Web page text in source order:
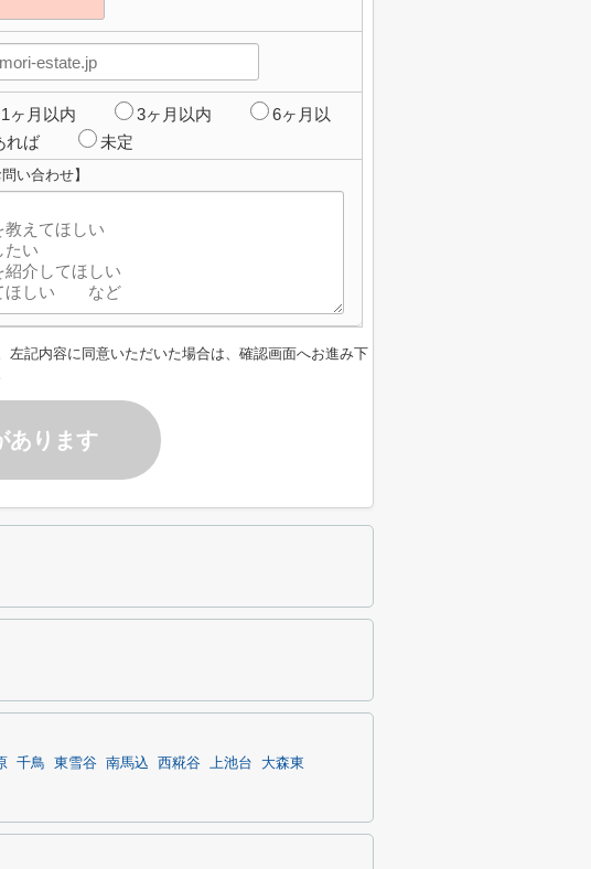
1ヶ月以内 3ヶ月以内
6ヶ月以
れば 未定
い合わせ】
左記内容に同意いただいた場合は、確認画面へお進み下
あります
千鳥 東雪谷 南馬込 西糀谷 上池台
大森東